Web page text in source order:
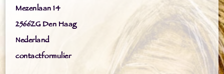
Mezenlaan 14
2566ZG Den Haag
Nederland
contactformulier